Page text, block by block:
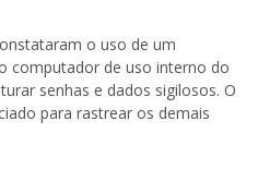
o uso de um
computador de uso interno do
senhas e dados sigilosos. O
para rastrear os demais